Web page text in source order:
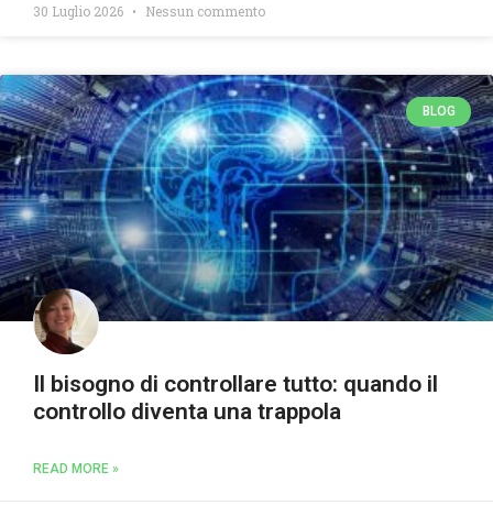
30 Luglio 2026 Nessun commento
BLOG
Il bisogno di controllare tutto: quando il
controllo diventa una trappola
READ MORE »